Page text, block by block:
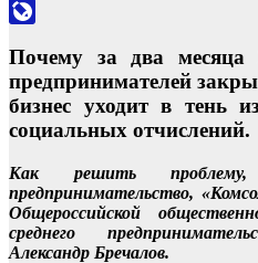
Odnoklassniki
Почему за два месяца
предпринимателей
бизнес уходит в тень
социальных отчислений.
Как решить
предпринимательство,
Общероссийской
среднего
Александр Бречалов.